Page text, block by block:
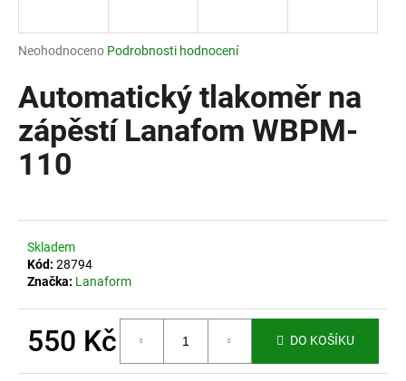
Průměrné
produktu
je
z
5
hvězdiček.
Neohodnoceno Podrobnosti hodnocení
Automatický tlakoměr na
zápěstí Lanafom WBPM-
110
Skladem
Kód: 28794
Značka: Lanaform
550 Kč DO KOŠÍKU
j
t
D
o
r